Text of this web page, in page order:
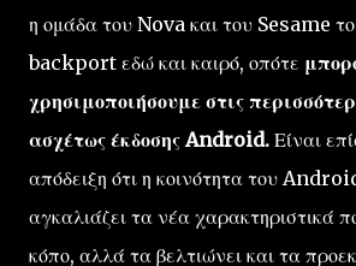
η ομάδα του Nova και του Sesame
backport εδώ και καιρό, οπότε
χρησιμοποιήσουμε στις
ασχέτως έκδοσης Android. Είναι
απόδειξη ότι η κοινότητα του
αγκαλιάζει τα νέα χαρακτηριστικά
κόπο, αλλά τα βελτιώνει και τα